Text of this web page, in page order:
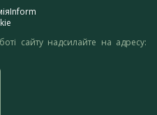
сайту надсилайте на адресу: